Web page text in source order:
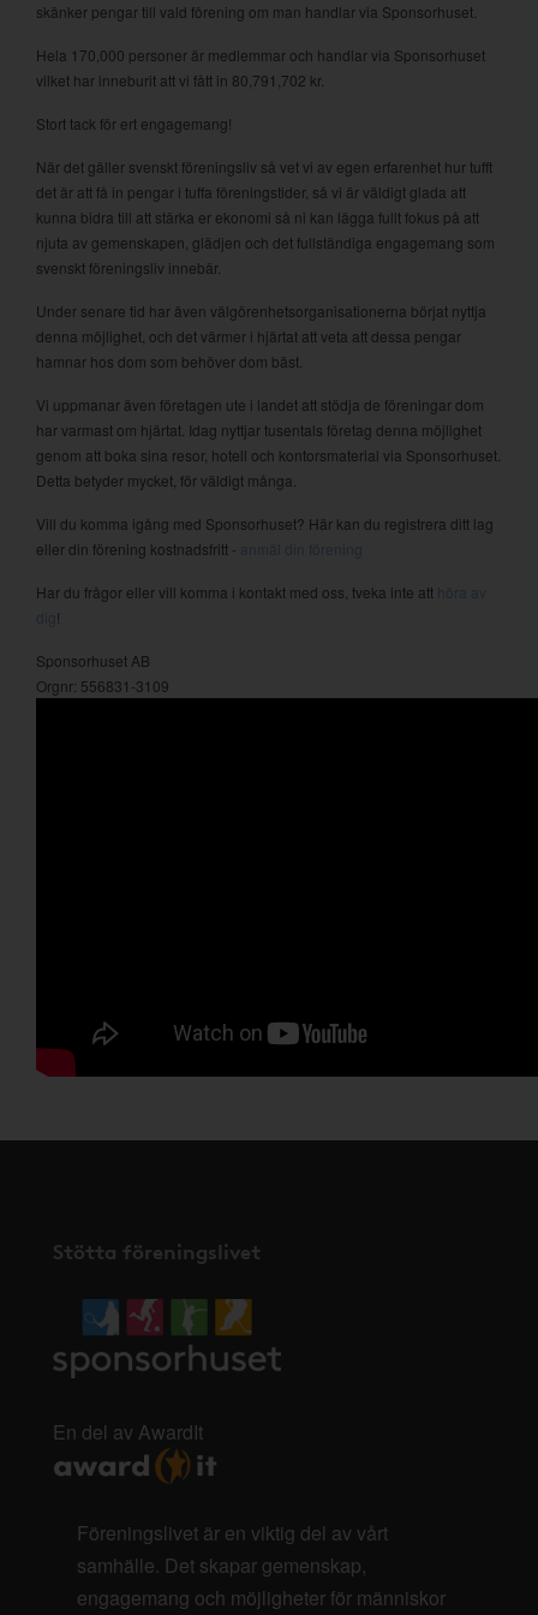
skänker pengar till vald förening om man handlar via Sponsorhuset.
Hela 170,000 personer är medlemmar och handlar via Sponsorhuset
vilket har inneburit att vi fått in 80,791,702 kr.
Stort tack för ert engagemang!
När det gäller svenskt föreningsliv så vet vi av egen erfarenhet hur tufft
det är att få in pengar i tuffa föreningstider, så vi är väldigt glada att
kunna bidra till att stärka er ekonomi så ni kan lägga fullt fokus på att
njuta av gemenskapen, glädjen och det fullständiga engagemang som
svenskt föreningsliv innebär.
Under senare tid har även välgörenhetsorganisationerna börjat nyttja
denna möjlighet, och det värmer i hjärtat att veta att dessa pengar
hamnar hos dom som behöver dom bäst.
Vi uppmanar även företagen ute i landet att stödja de föreningar dom
har varmast om hjärtat. Idag nyttjar tusentals företag denna möjlighet
genom att boka sina resor, hotell och kontorsmaterial via Sponsorhuset.
Detta betyder mycket, för väldigt många.
Vill du komma igång med Sponsorhuset? Här kan du registrera ditt lag
eller din förening kostnadsfritt -
anmäl din förening
Har du frågor eller vill komma i kontakt med oss, tveka inte att höra av
!
Sponsorhuset AB
Orgnr: 556831-3109
Stötta föreningslivet
En del av AwardIt
Föreningslivet är en viktig del av vårt
samhälle. Det skapar gemenskap,
engagemang och möjligheter för människor